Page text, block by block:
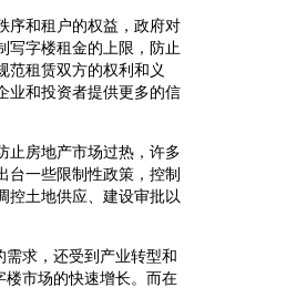
序和租户的权益，政府对
写字楼租金的上限，防止
范租赁双方的权利和义
业和投资者提供更多的信
止房地产市场过热，许多
台一些限制性政策，控制
控土地供应、建设审批以
求，还受到产业转型和
市场的快速增长。而在